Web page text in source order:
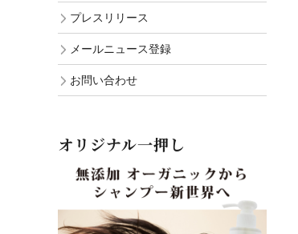
プレスリリース
メールニュース登録
お問い合わせ
オリジナル一押し